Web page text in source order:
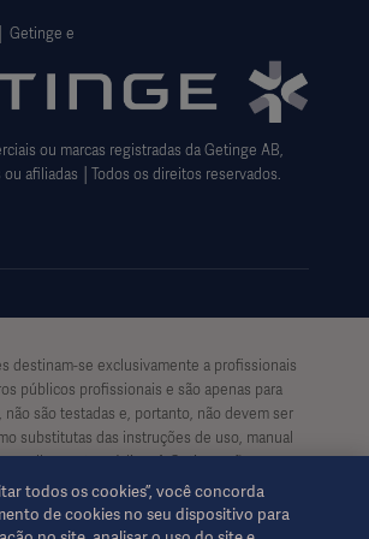
do site
Form
Getinge e
ou marcas registradas da Getinge AB,
afiliadas │Todos os direitos reservados.
destinam-se exclusivamente a profissionais
públicos profissionais e são apenas para
são testadas e, portanto, não devem ser
substitutas das instruções de uso, manual
médico. A Getinge não se
qualquer ação ou omissão de qualquer parte
e seu uso é exclusivamente de risco
todos os cookies”, você concorda
de cookies no seu dispositivo para